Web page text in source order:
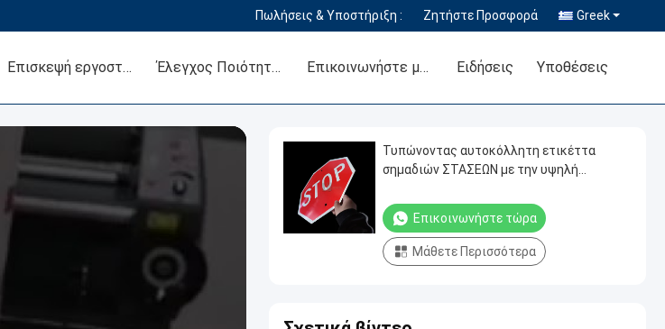
Πωλήσεις & Υποστήριξη : Ζητήστε Προσφορά Greek
Επισκεψή εργοστασίου Έλεγχος Ποιότητας Επικοινωνήστε μαζί μας Ειδήσεις Υποθέσεις
Τυπώνοντας αυτοκόλλητη ετικέττα
σημαδιών ΣΤΑΣΕΩΝ με την υψηλή
Επικοινωνήστε τώρα
Μάθετε Περισσότερα